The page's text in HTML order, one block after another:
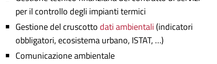
per il controllo degli impianti termici
Gestione del cruscotto dati ambientali (indicatori
obbligatori, ecosistema urbano, ISTAT, …)
Comunicazione ambientale